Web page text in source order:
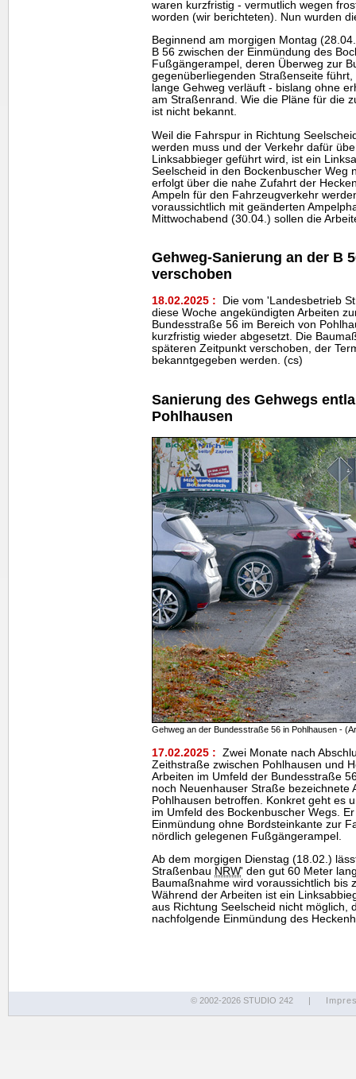
waren kurzfristig - vermutlich wegen
worden (wir berichteten). Nun wurden
Beginnend am morgigen Montag
B 56 zwischen der Einmündung des
Fußgängerampel, deren Überweg zur
gegenüberliegenden Straßenseite
lange Gehweg verläuft - bislang ohne
am Straßenrand. Wie die Pläne für die
ist nicht bekannt.
Weil die Fahrspur in Richtung
werden muss und der Verkehr dafür
Linksabbieger geführt wird, ist ein
Seelscheid in den Bockenbuscher Weg
erfolgt über die nahe Zufahrt der
Ampeln für den Fahrzeugverkehr
voraussichtlich mit geänderten
Mittwochabend (30.04.) sollen die
Gehweg-Sanierung an der B
verschoben
18.02.2025 : Die vom 'Landesbetrieb
diese Woche angekündigten Arbeiten
Bundesstraße 56 im Bereich von
kurzfristig wieder abgesetzt. Die
späteren Zeitpunkt verschoben, der
bekanntgegeben werden. (cs)
Sanierung des Gehwegs
Pohlhausen
Gehweg an der Bundesstraße 56 in Pohlhausen -
17.02.2025 : Zwei Monate nach
Zeithstraße zwischen Pohlhausen und
Arbeiten im Umfeld der Bundesstraße
noch Neuenhauser Straße bezeichnete
Pohlhausen betroffen. Konkret geht es
im Umfeld des Bockenbuscher Wegs.
Einmündung ohne Bordsteinkante zur
nördlich gelegenen Fußgängerampel.
Ab dem morgigen Dienstag (18.02.)
Straßenbau NRW' den gut 60 Meter
Baumaßnahme wird voraussichtlich bis
Während der Arbeiten ist ein
aus Richtung Seelscheid nicht möglich,
nachfolgende Einmündung des
© 2002-2026 STUDIO 242